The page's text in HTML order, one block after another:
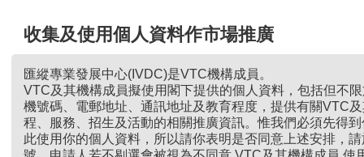
收集及使用個人資料作市場推廣
匯縱專業發展中心(IVDC)是VTC機構成員。
VTC及其機構成員擬使用閣下提供的個人資料，包括但不
機號碼、電郵地址、通訊地址及教育程度，提供有關VTC
程、服務、招生及活動的相關推廣資訊。惟我們必須先得
此使用你的個人資料，所以請你表明是否同意上述安排，